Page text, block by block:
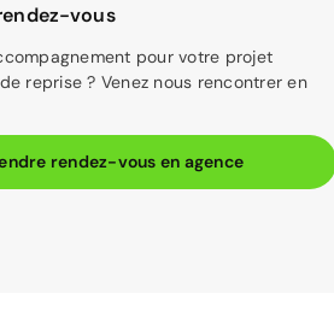
vous
pour votre projet
reprise ? Venez nous rencontrer en
rendez-vous en agence